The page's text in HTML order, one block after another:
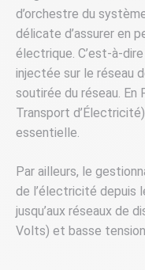
d’orchestre du
délicate d’assurer en
électrique. C’est-à-
injectée sur le réseau
soutirée du réseau. En
Transport
essentielle.
Par ailleurs, le
de l’électricité depuis
jusqu’aux réseaux de
Volts) et basse